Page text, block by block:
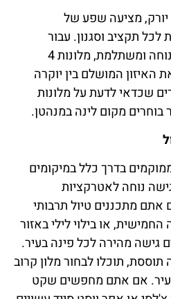
- לחצו
כאן
יורק, מציעה שפע של
תקציב וסגנון. עבור
מטיילים המחפשים חוויה נוחה ומשתלמת, מלונות 4
האיזון המושלם בין יוקרה
שכדאי לדעת על מלונות
מקום לינה במנהטן.
ממוקמים בדרך כלל במיקומים
נוחה לאטרקציות
אתם מתכננים טיול תרבותי
או בילוי לילי באזור
גישה מהירה לכל פינה בעיר.
תוכלו לבחור מלון קרוב
אם אתם מחפשים שקט